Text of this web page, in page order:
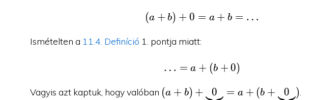
(a+b)+0 = a+b = \ldots
(a + b) + 0 = a + b = …
Ismételten a 11.4. Definíció 1. pontja miatt:
\ldots = a+(b+0)
… = a + (b + 0)
Vagyis azt kaptuk, hogy valóban (a+b)+\underbrace{0}_{=c}
(a + b) + 0 = a + (b + 0 )